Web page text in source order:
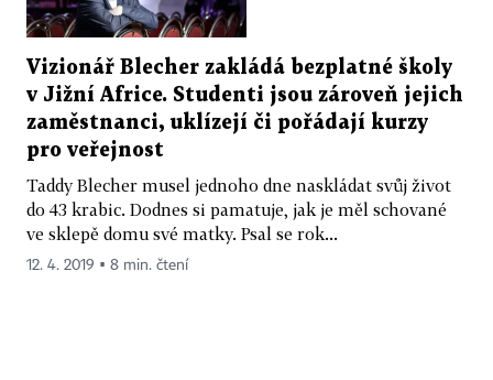
Vizionář Blecher zakládá bezplatné školy
v Jižní Africe. Studenti jsou zároveň jejich
zaměstnanci, uklízejí či pořádají kurzy
pro veřejnost
Taddy Blecher musel jednoho dne naskládat svůj život
do 43 krabic. Dodnes si pamatuje, jak je měl schované
ve sklepě domu své matky. Psal se rok...
12. 4. 2019 ▪ 8 min. čtení